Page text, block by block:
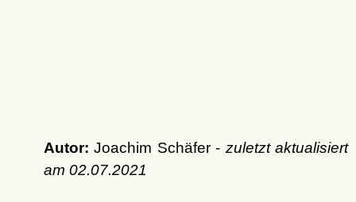
Autor: Joachim Schäfer - zuletzt aktualisiert
am 02.07.2021